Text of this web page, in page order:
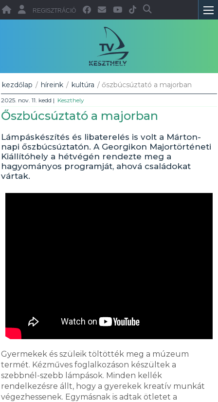
REGISZTRÁCIÓ
kezdőlap / híreink / kultúra / őszbúcsúztató a majorban
2025. nov. 11. kedd | Keszthely
Őszbúcsúztató a majorban
Lámpáskészítés és libaterelés is volt a Márton-
napi őszbúcsúztatón. A Georgikon Majortörténeti
Kiállítóhely a hétvégén rendezte meg a
hagyományos programját, ahová családokat
vártak.
Gyermekek és szüleik töltötték meg a múzeum
termét. Kézműves foglalkozáson készültek a
szebbnél-szebb lámpások. Minden kellék
rendelkezésre állt, hogy a gyerekek kreatív munkát
végezhessenek. Egymásnak is adtak ötletet a